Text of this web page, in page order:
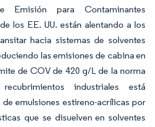
Emisión para Contaminantes
los EE. UU. están alentando a los
hacia sistemas de solventes
las emisiones de cabina en
de COV de 420 g/L de la norma
industriales está
emulsiones estireno-acrílicas por
que se disuelven en solventes